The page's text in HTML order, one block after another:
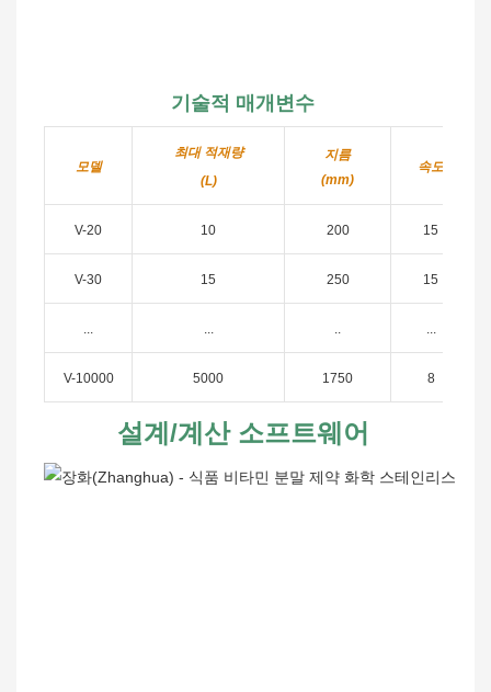
기술적 매개변수
모델
최대 적재량
(L)
지름
(mm)
속도
V-20 10 200 15
V-30 15 250 15
... ... .. ...
V-10000 5000 1750 8
설계/계산 소프트웨어